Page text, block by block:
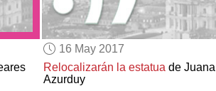
16 May 2017
Relocalizarán la estatuade Juana
Azurduy